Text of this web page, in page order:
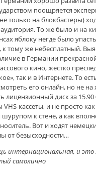
поощряется
только на блокбастеры)
То же было и на
яблоку негде было
тому же небесплатный.
в Германии
кино, жестко
так и в Интернете. То
его онлайн, но не на
лицензионный диск за
кассеты, и не просто
к стене, а как
Вот и ходят
от безысходности…
интернациональная, и это
самолично